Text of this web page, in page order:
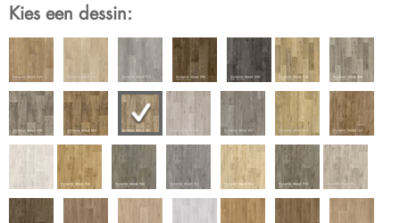
Kies een dessin: